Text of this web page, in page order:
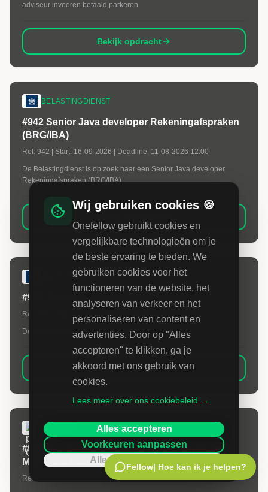
adviseur invoeren betaald parkeren
Bekijk opdracht
BELASTINGDIENST
#942 Senior Java developer Rekeningafspraken
(BRG/IBA)
Ref: 942 | Start: 16-09-2026 | Deadline: 11-08-2026 12:00
De Belastingdienst is op zoek naar een Senior Java developer
Rekeningafspraken (BRG/IBA).
BELASTINGDIENST
#941 Tester
Ref: 14-09-2026 10-08-2026 09:00
De Belastingdienst is op zoek naar een Tester.
Bekijk opdracht
PROVINCIE GELDERLAND
#937 Procesregisseur Provinciale Regietafel
Migratie & Integratie
Ref: 20-09-2026| Deadline:26-08-2026 07:00
Wij gebruiken cookies 🍪
Onefellow gebruikt cookies en
vergelijkbare technologieën om je
de beste ervaring te bieden. We
gebruiken cookies voor het
functioneren van de website, het
analyseren van verkeer en het
personaliseren van content en
advertenties. Door op "Alles
accepteren" te klikken, ga je
akkoord met ons gebruik van
cookies.
Lees meer over ons cookiebeleid →
Alles accepteren
Voorkeuren aanpassen
Alleen noodzakelijk
Fellow| Hoe kan ik je helpen?